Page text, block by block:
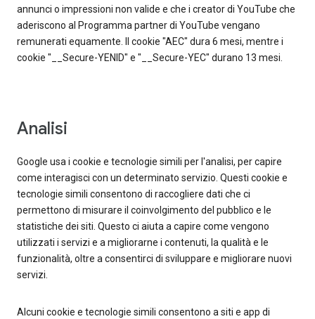
annunci o impressioni non valide e che i creator di YouTube che
aderiscono al Programma partner di YouTube vengano
remunerati equamente. Il cookie "AEC" dura 6 mesi, mentre i
cookie "__Secure-YENID" e "__Secure-YEC" durano 13 mesi.
Analisi
Google usa i cookie e tecnologie simili per l'analisi, per capire
come interagisci con un determinato servizio. Questi cookie e
tecnologie simili consentono di raccogliere dati che ci
permettono di misurare il coinvolgimento del pubblico e le
statistiche dei siti. Questo ci aiuta a capire come vengono
utilizzati i servizi e a migliorarne i contenuti, la qualità e le
funzionalità, oltre a consentirci di sviluppare e migliorare nuovi
servizi.
Alcuni cookie e tecnologie simili consentono a siti e app di